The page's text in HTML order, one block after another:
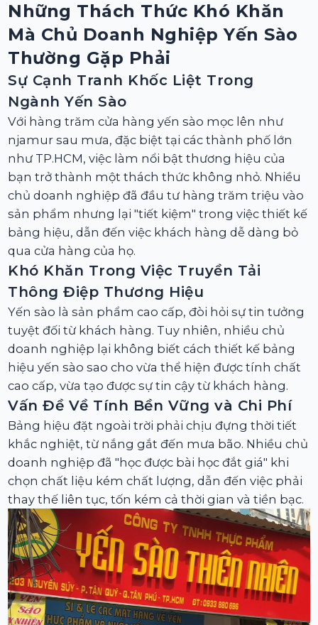
Những Thách Thức Khó Khăn
Mà Chủ Doanh Nghiệp Yến Sào
Thường Gặp Phải
Sự Cạnh Tranh Khốc Liệt Trong
Ngành Yến Sào
Với hàng trăm cửa hàng yến sào mọc lên như
njamur sau mưa, đặc biệt tại các thành phố lớn
như TP.HCM, việc làm nổi bật thương hiệu của
bạn trở thành một thách thức không nhỏ. Nhiều
chủ doanh nghiệp đã đầu tư hàng trăm triệu vào
sản phẩm nhưng lại "tiết kiệm" trong việc thiết kế
bảng hiệu, dẫn đến việc khách hàng dễ dàng bỏ
qua cửa hàng của họ.
Khó Khăn Trong Việc Truyền Tải
Thông Điệp Thương Hiệu
Yến sào là sản phẩm cao cấp, đòi hỏi sự tin tưởng
tuyệt đối từ khách hàng. Tuy nhiên, nhiều chủ
doanh nghiệp lại không biết cách thiết kế bảng
hiệu yến sào sao cho vừa thể hiện được tính chất
cao cấp, vừa tạo được sự tin cậy từ khách hàng.
Vấn Đề Về Tính Bền Vững và Chi Phí
Bảng hiệu đặt ngoài trời phải chịu đựng thời tiết
khắc nghiệt, từ nắng gắt đến mưa bão. Nhiều chủ
doanh nghiệp đã "học được bài học đắt giá" khi
chọn chất liệu kém chất lượng, dẫn đến việc phải
thay thế liên tục, tốn kém cả thời gian và tiền bạc.